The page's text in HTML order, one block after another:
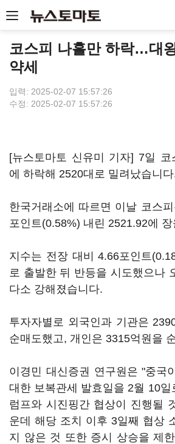
코스피 나흘만 하락…대
약세
입력: 2025-02-07 15:57:26
수정: 2025-02-07 15:57:26
[뉴스토마토 신유미 기자] 7일
에 하락해 2520대로 밀려났습니
한국거래소에 따르면 이날 코스
포인트(0.58%) 내린 2521.92에
지수는 전장 대비 4.66포인트
로 출발한 뒤 반등을 시도했으나
다소 강해졌습니다.
투자자별로 외국인과 기관은
순매도했고, 개인은 3315억원을
이경민 대신증권 연구원은 "중국
대한 보복관세 발효일을 2월 10
럼프와 시진핑간 협상이 진행될
운데 해당 조치 이후 3일째 협상
지 않은 것 또한 증시 상승을 제